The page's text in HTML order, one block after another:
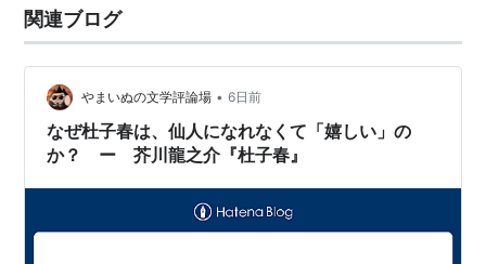
関連ブログ
やまいぬの文学評論場 • 6日前
なぜ杜子春は、仙人になれなくて「嬉しい」の
か？ ー 芥川龍之介『杜子春』